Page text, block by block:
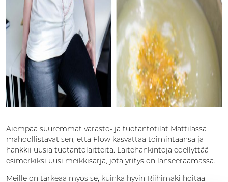
Aiempaa suuremmat varasto- ja tuotantotilat Mattilassa
mahdollistavat sen, että Flow kasvattaa toimintaansa ja
hankkii uusia tuotantolaitteita. Laitehankintoja edellyttää
esimerkiksi uusi meikkisarja, jota yritys on lanseeraamassa.
Meille on tärkeää myös se, kuinka hyvin Riihimäki hoitaa